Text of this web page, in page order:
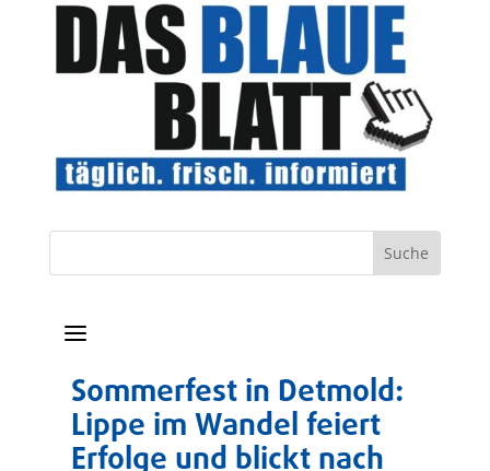
a
Sommerfest in Detmold:
Lippe im Wandel feiert
Erfolge und blickt nach